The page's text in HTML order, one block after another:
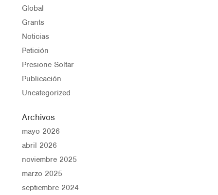
Global
Grants
Noticias
Petición
Presione Soltar
Publicación
Uncategorized
Archivos
mayo 2026
abril 2026
noviembre 2025
marzo 2025
septiembre 2024